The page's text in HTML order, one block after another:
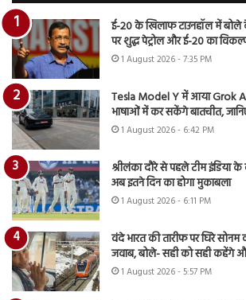
ई-20 के खिलाफ टाउनहॉल में बोले
पर शुद्ध पेट्रोल और ई-20 का
1 August 2026 - 7:35 PM
Tesla Model Y में आया Grok
भाषाओं में कर सकेंगे बातचीत,
1 August 2026 - 6:42 PM
श्रीलंका दौरे से पहले टीम इंडिया
अब इतने दिन का होगा मुकाबला
1 August 2026 - 6:11 PM
वंदे भारत की तारीफ पर घिरे सोनम
जवाब, बोले- सही को सही कहेंगे
1 August 2026 - 5:57 PM